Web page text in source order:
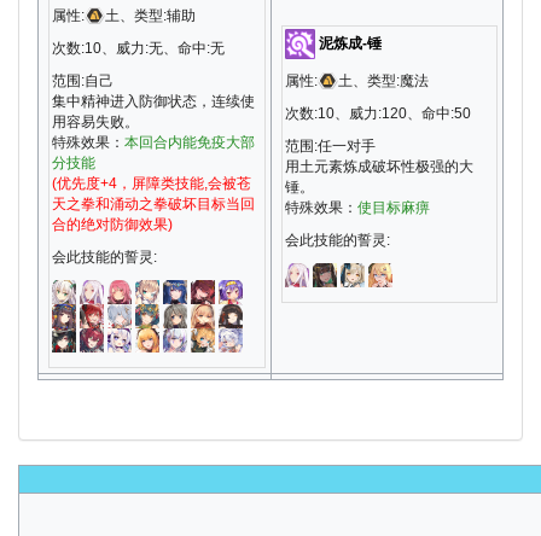
属性:
土、类型:辅助
次数:10、威力:无、命中:无
范围:自己
集中精神进入防御状态，连续使
用容易失败。
特殊效果： 本回合内能免疫大部
分技能
(优先度+4，屏障类技能,会被苍
天之拳和涌动之拳破坏目标当回
合的绝对防御效果)
会此技能的誓灵:
泥炼成-锤
属性:
土、类型:魔法
次数:10、威力:120、命中:50
范围:任一对手
用土元素炼成破坏性极强的大
锤。
特殊效果： 使目标麻痹
会此技能的誓灵: